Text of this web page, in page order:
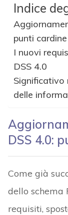
Indice
punti cardine
I nuovi
DSS 4.0
Significativo
delle
DSS 4.0:
Come già
dello schema
requisiti,